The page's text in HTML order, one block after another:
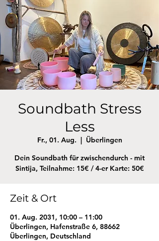
Soundbath Stress
Less
Fr., 01. Aug.
  |
Überlingen
Dein Soundbath für zwischendurch - mit
Sintija, Teilnahme: 15€ / 4-er Karte: 50€
Zeit & Ort
01. Aug. 2031, 10:00 – 11:00
Überlingen, Hafenstraße 6, 88662
Überlingen, Deutschland